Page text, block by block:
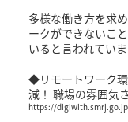
多様な働き方を求
ークができないこ
いると言われていま
◆リモートワーク
減！ 職場の雰囲気
https://